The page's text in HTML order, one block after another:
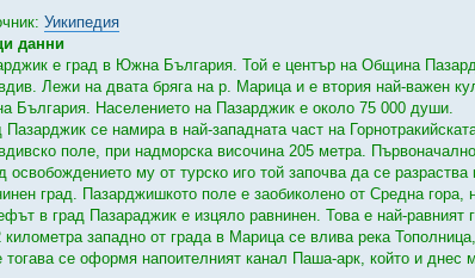
Уикипедия
данни
е град в Южна България. Той е център на Община
Лежи на двата бряга на р. Марица и е втория най-важен
България. Населението на Пазарджик е около 75 000 души.
Пазарджик се намира в най-западната част на
поле, при надморска височина 205 метра.
освобождението му от турско иго той започва да се
град. Пазарджишкото поле е заобиколено от Средна гора,
в град Пазараджик е изцяло равнинен. Това е най-равният
километра западно от града в Марица се влива река
се оформя напоителният канал Паша-арк, който и днес